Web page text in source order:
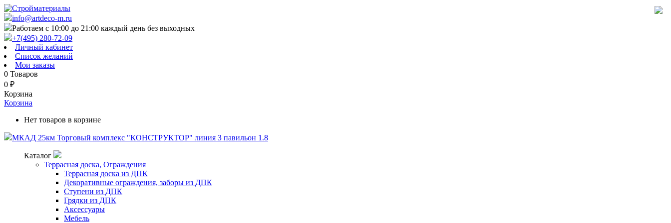
info@artdeco-m.ru
Работаем с 10:00 до 21:00 каждый день без выходных
+7(495) 280-72-09
Личный кабинет
Список желаний
Мои заказы
0 Товаров
0 ₽
Корзина
Корзина
Нет товаров в корзине
МКАД 25км Торговый комплекс "КОНСТРУКТОР" линия З павильон 1.8
Каталог
Террасная доска, Ограждения
Террасная доска из ДПК
Декоративные ограждения, заборы из ДПК
Ступени из ДПК
Грядки из ДПК
Аксессуары
Мебель